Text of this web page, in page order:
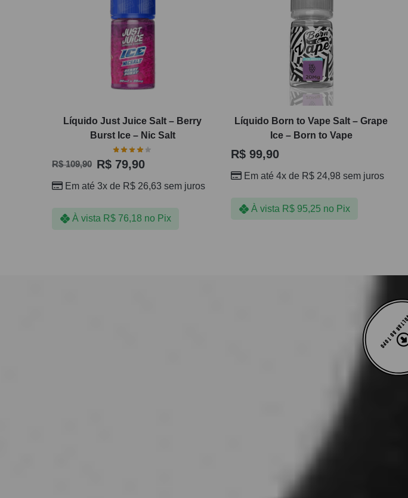
Líquido Just Juice Salt – Berry
Burst Ice – Nic Salt
R$109,90 R$ 79,90
Em até 3x de R$ 26,63 sem juros
À vista R$76,18 no Pix
Líquido Born to Vape Salt – Grape
Ice – Born to Vape
R$ 99,90
Em até 4x de R$ 24,98 sem juros
À vista R$95,25 no Pix
VOLTAR